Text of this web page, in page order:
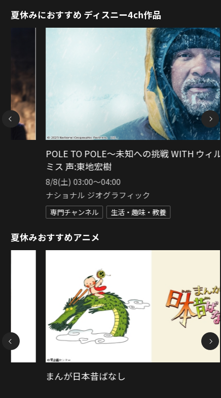
夏休みにおすすめ ディスニー4ch作品
NEXT
ブリティッシュ ベイクオフ シーズン15
8/8(土) 10:00〜11:15
Dlife（ディーライフ）
専門チャンネル エンタメ
夏休みおすすめアニメ
ダイヤのA actII-Second Season-